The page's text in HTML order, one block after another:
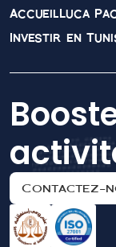
Accueil Luca
Investir en
Contactez-